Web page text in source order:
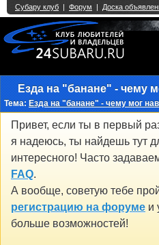
Езда на "банане" - чему
Тема: Езда на "банане" - чему мог
Привет, если ты в первый
я надеюсь, ты найдешь тут
интересного! Часто
FAQ.
А вообще, советую тебе
регистрацию на форуме и
больше возможностей!
Single Sign On
2 3 4 5 6 7 8 9 10 11 12 13 14 15
27 28 29 30 31 32 33